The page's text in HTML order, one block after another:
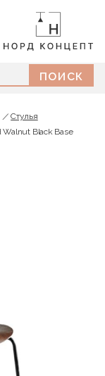
Стулья
Walnut Black Base